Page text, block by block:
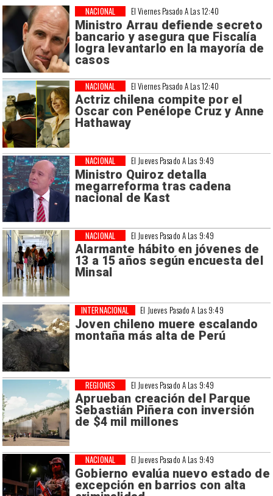
El Viernes Pasado A Las 12:40
Ministro Arrau defiende secreto
bancario y asegura que Fiscalía
logra levantarlo en la mayoría de
casos
NACIONAL
El Viernes Pasado A Las 12:40
Actriz chilena compite por el
Oscar con Penélope Cruz y Anne
Hathaway
NACIONAL
El Jueves Pasado A Las 9:49
Ministro Quiroz detalla
megarreforma tras cadena
nacional de Kast
NACIONAL
El Jueves Pasado A Las 9:49
Alarmante hábito en jóvenes de
13 a 15 años según encuesta del
Minsal
NACIONAL
El Jueves Pasado A Las 9:49
Joven chileno muere escalando
montaña más alta de Perú
INTERNACIONAL
El Jueves Pasado A Las 9:49
Aprueban creación del Parque
Sebastián Piñera con inversión
de $4 mil millones
REGIONES
El Jueves Pasado A Las 9:49
Gobierno evalúa nuevo estado de
excepción en barrios con alta
NACIONAL